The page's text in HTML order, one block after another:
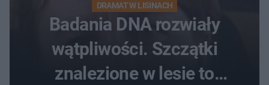
DRAMAT W LISINACH
Badania DNA rozwiały
wątpliwości. Szczątki
znalezione w lesie to